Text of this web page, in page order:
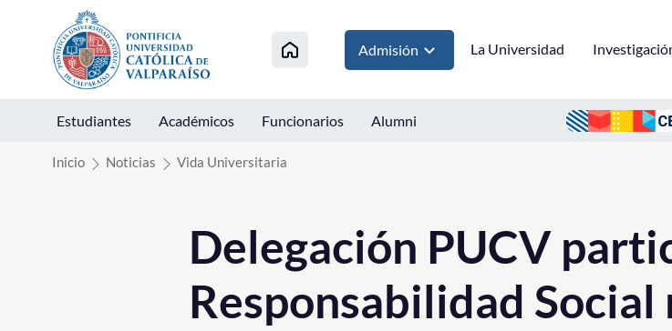
Click acá para ir directamente al contenido
Admisión La Universidad
Estudiantes Académicos Funcionarios Alumni
Inicio Noticias Vida Universitaria
Delegación PUCV
Responsabilidad